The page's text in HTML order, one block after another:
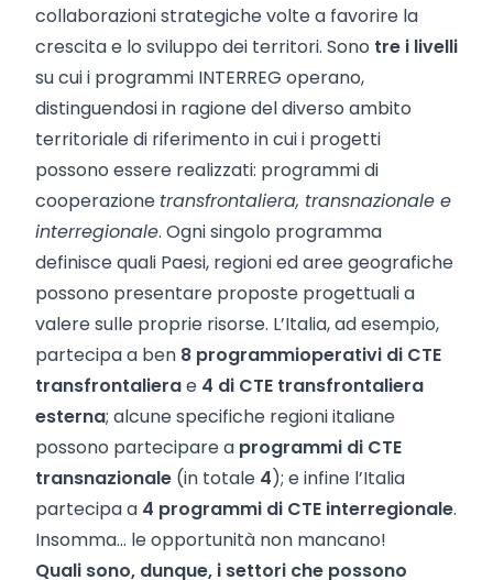
collaborazioni strategiche volte a favorire la
crescita e lo sviluppo dei territori. Sono tre i livelli
su cui i programmi INTERREG operano,
distinguendosi in ragione del diverso ambito
territoriale di riferimento in cui i progetti
possono essere realizzati: programmi di
cooperazione transfrontaliera, transnazionale e
interregionale. Ogni singolo programma
definisce quali Paesi, regioni ed aree geografiche
possono presentare proposte progettuali a
valere sulle proprie risorse. L’Italia, ad esempio,
partecipa a ben 8 programmioperativi di CTE
transfrontalierae 4 di CTE transfrontaliera
esterna; alcune specifiche regioni italiane
possono partecipare a programmi di CTE
transnazionale (in totale 4); e infine l’Italia
partecipa a 4 programmi di CTE interregionale.
Insomma… le opportunità non mancano!
Quali sono, dunque, i settori che possono